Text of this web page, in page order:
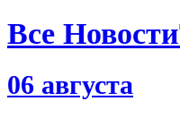
Все Новости
06 августа